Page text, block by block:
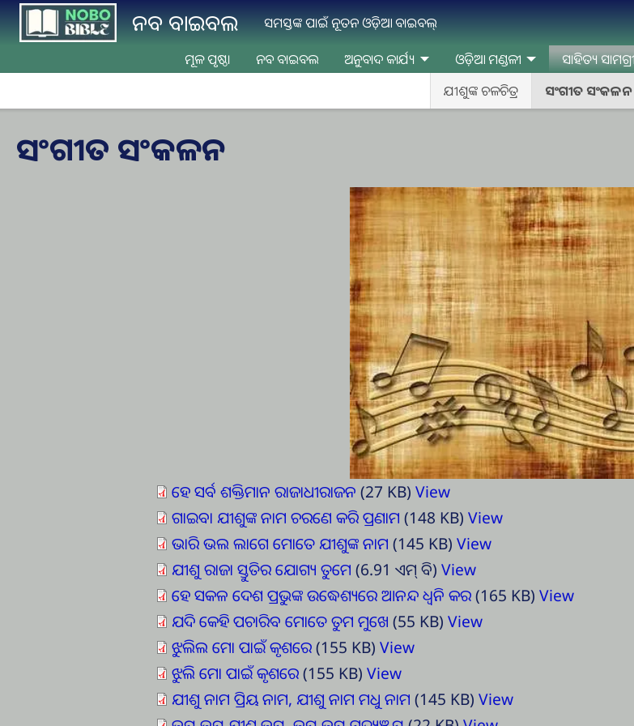
Skip to main contentନବ ବାଇବଲ ସମସ୍ତଙ୍କ ପାଇଁ ନୂତନ ଓଡ଼ିଆ ବାଇବଲ୍
ମୂଳ ପୃଷ୍ଠା ନବ ବାଇବଲ ଅନୁବାଦ କାର୍ଯ୍ୟ ଓଡ଼ିଆ ମଣ୍ଡଳୀ
ସାହିତ୍ୟ
ଯୀଶୁଙ୍କ ଚଳଚିତ୍ର
ସଂଗୀତ ସଂକଳନ
ସଂଗୀତ ସଂକଳନ
ହେ ସର୍ବ ଶକ୍ତିମାନ ରାଜାଧୀରାଜନ (27 KB) View
ଗାଇବା ଯୀଶୁଙ୍କ ନାମ ଚରଣେ କରି ପ୍ରଣାମ (148 KB) View
ଭାରି ଭଲ ଲାଗେ ମୋତେ ଯୀଶୁଙ୍କ ନାମ (145 KB) View
ଯୀଶୁ ରାଜା ସ୍ତୁତିର ଯୋଗ୍ୟ ତୁମେ (6.91 ଏମ୍ ବି) View
ହେ ସକଳ ଦେଶ ପ୍ରଭୁଙ୍କ ଉଦ୍ଧେଶ୍ୟରେ ଆନନ୍ଦ ଧ୍ୱନି କର(165 KB) View
ଯଦି କେହି ପଚାରିବ ମୋତେ ତୁମ ମୁଖେ (55 KB) View
ଝୁଲିଲ ମୋ ପାଇଁ କୃଶରେ(155 KB) View
ଝୁଲି ମୋ ପାଇଁ କୃଶରେ(155 KB) View
ଯୀଶୁ ନାମ ପ୍ରିୟ ନାମ, ଯୀଶୁ ନାମ ମଧୁ ନାମ (145 KB) View